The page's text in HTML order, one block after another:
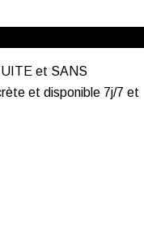
et SANS
et disponible 7j/7 et